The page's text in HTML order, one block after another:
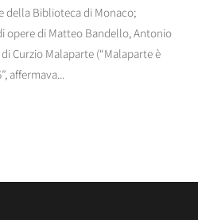
della Biblioteca di Monaco;
opere di Matteo Bandello, Antonio
di Curzio Malaparte (“Malaparte è
affermava...